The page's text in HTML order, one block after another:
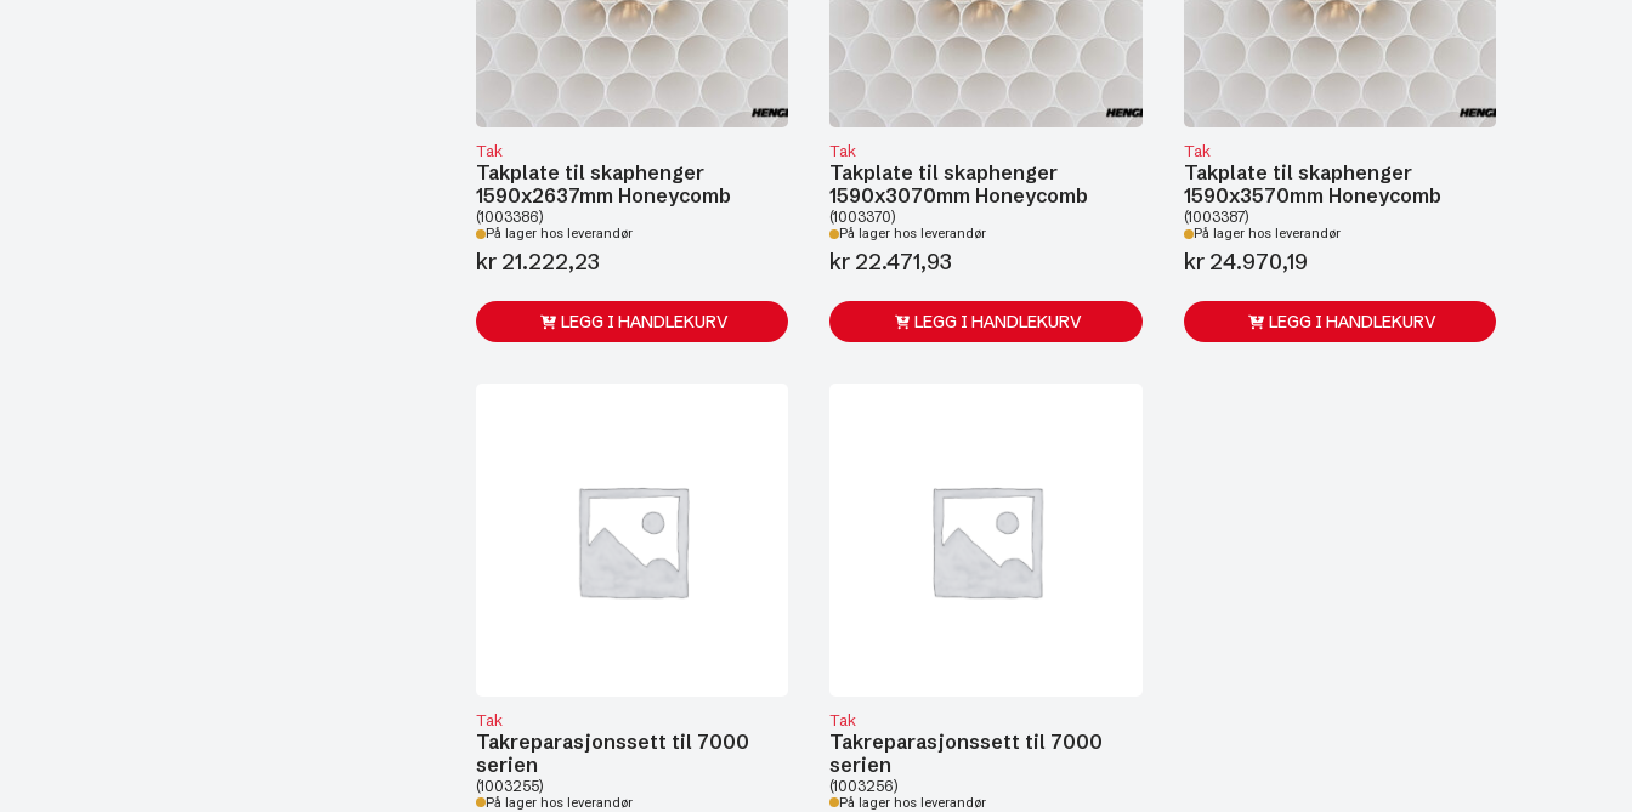
Tak
Takplate til skaphenger
1590x2637mm Honeycomb
(1003386)
På lager hos leverandør
kr 21.222,23
LEGG I HANDLEKURV
Tak
Takplate til skaphenger
1590x3070mm Honeycomb
(1003370)
På lager hos leverandør
kr 22.471,93
LEGG I HANDLEKURV
Tak
Takplate til skaphenger
1590x3570mm Honeycomb
(1003387)
På lager hos leverandør
kr24.970,19
LEGG I HANDLEKURV
Tak
Takreparasjonssett til 7000
serien
(1003255)
På lager hos leverandør
Tak
Takreparasjonssett til 7000
serien
(1003256)
På lager hos leverandør